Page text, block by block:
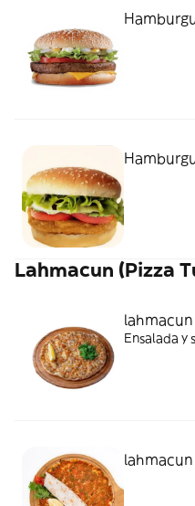
Lahmacun (Pizza
Ensalada y